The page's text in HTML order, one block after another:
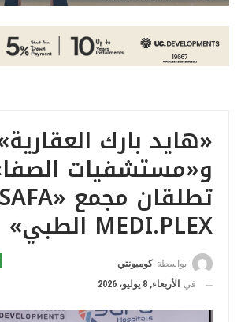
«هايد بارك
و«مستشفيات
تطلقان مجمع «SAFA
MEDI.PLEX الطبي»
بواسطة كوميونتي
في
الأربعاء, 8 يوليو، 2026